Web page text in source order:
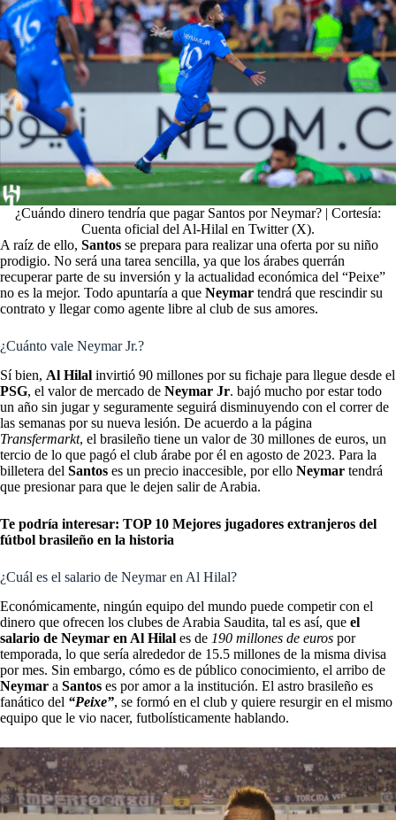
¿Cuándo dinero tendría que pagar Santos por Neymar? | Cortesía:
Cuenta oficial del Al-Hilal en Twitter (X).
A raíz de ello, Santos se prepara para realizar una oferta por su niño
prodigio. No será una tarea sencilla, ya que los árabes querrán
recuperar parte de su inversión y la actualidad económica del “Peixe”
no es la mejor. Todo apuntaría a que Neymar tendrá que rescindir su
contrato y llegar como agente libre al club de sus amores.
¿Cuánto vale Neymar Jr.?
Sí bien, Al Hilal invirtió 90 millones por su fichaje para llegue desde el
PSG, el valor de mercado de Neymar Jr. bajó mucho por estar todo
un año sin jugar y seguramente seguirá disminuyendo con el correr de
las semanas por su nueva lesión. De acuerdo a la página
Transfermarkt, el brasileño tiene un valor de 30 millones de euros, un
tercio de lo que pagó el club árabe por él en agosto de 2023. Para la
billetera del Santos es un precio inaccesible, por ello Neymar tendrá
que presionar para que le dejen salir de Arabia.
Te podría interesar: TOP 10 Mejores jugadores extranjeros del
fútbol brasileño en la historia
¿Cuál es el salario de Neymar en Al Hilal?
Económicamente, ningún equipo del mundo puede competir con el
dinero que ofrecen los clubes de Arabia Saudita, tal es así, que el
salario de Neymar en Al Hilal es de 190 millones de euros por
temporada, lo que sería alrededor de 15.5 millones de la misma divisa
por mes. Sin embargo, cómo es de público conocimiento, el arribo de
Neymar a Santos es por amor a la institución. El astro brasileño es
fanático del “Peixe”, se formó en el club y quiere resurgir en el mismo
equipo que le vio nacer, futbolísticamente hablando.